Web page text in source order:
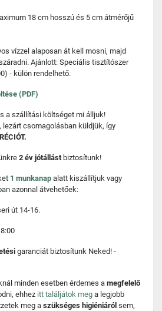
18 cm hosszú és 5 cm átmérőjű
vízzel alaposan át kell mosni, majd
Ajánlott: Speciális tisztítószer
- külön rendelhető.
(PDF)
a szállítási költséget mi álljuk!
csomagolásban küldjük, így
2 év jótállást biztosítunk!
1 munkanap alatt kiszállítjuk vagy
azonnal átvehetőek:
út 14-16.
garanciát biztosítunk Neked! -
minden esetben érdemes a megfelelő
ehhez itt találjátok meg a legjobb
meg a szükséges higiéniáról sem,